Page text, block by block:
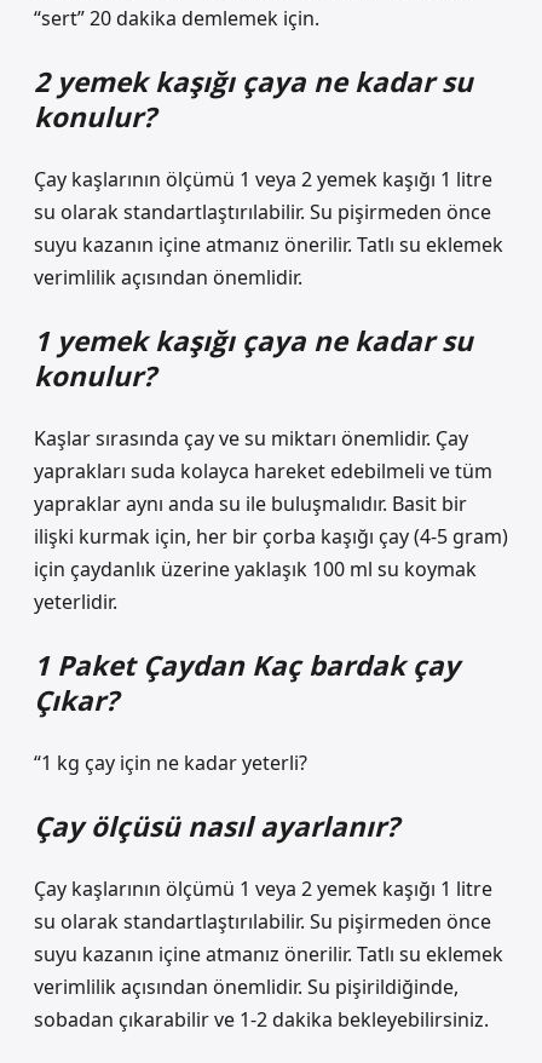
“sert” 20 dakika demlemek için.
2 yemek kaşığı çaya ne kadar su
konulur?
Çay kaşlarının ölçümü 1 veya 2 yemek kaşığı 1 litre
su olarak standartlaştırılabilir. Su pişirmeden önce
suyu kazanın içine atmanız önerilir. Tatlı su eklemek
verimlilik açısından önemlidir.
1 yemek kaşığı çaya ne kadar su
konulur?
Kaşlar sırasında çay ve su miktarı önemlidir. Çay
yaprakları suda kolayca hareket edebilmeli ve tüm
yapraklar aynı anda su ile buluşmalıdır. Basit bir
ilişki kurmak için, her bir çorba kaşığı çay (4-5 gram)
için çaydanlık üzerine yaklaşık 100 ml su koymak
yeterlidir.
1 Paket Çaydan Kaç bardak çay
Çıkar?
“1 kg çay için ne kadar yeterli?
Çay ölçüsü nasıl ayarlanır?
Çay kaşlarının ölçümü 1 veya 2 yemek kaşığı 1 litre
su olarak standartlaştırılabilir. Su pişirmeden önce
suyu kazanın içine atmanız önerilir. Tatlı su eklemek
verimlilik açısından önemlidir. Su pişirildiğinde,
sobadan çıkarabilir ve 1-2 dakika bekleyebilirsiniz.